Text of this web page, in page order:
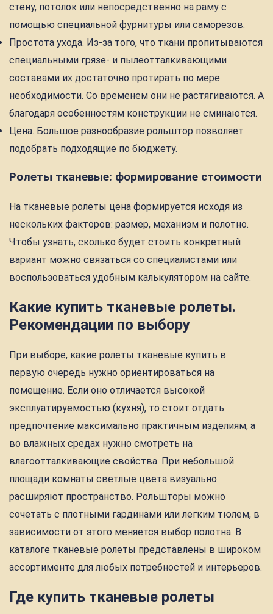
стену, потолок или непосредственно на раму с
помощью специальной фурнитуры или саморезов.
Простота ухода. Из-за того, что ткани пропитываются
специальными грязе- и пылеотталкивающими
составами их достаточно протирать по мере
необходимости. Со временем они не растягиваются. А
благодаря особенностям конструкции не сминаются.
Цена. Большое разнообразие рольштор позволяет
подобрать подходящие по бюджету.
Ролеты тканевые: формирование стоимости
На тканевые ролеты цена формируется исходя из
нескольких факторов: размер, механизм и полотно.
Чтобы узнать, сколько будет стоить конкретный
вариант можно связаться со специалистами или
воспользоваться удобным калькулятором на сайте.
Какие купить тканевые ролеты.
Рекомендации по выбору
При выборе, какие ролеты тканевые купить в
первую очередь нужно ориентироваться на
помещение. Если оно отличается высокой
эксплуатируемостью (кухня), то стоит отдать
предпочтение максимально практичным изделиям, а
во влажных средах нужно смотреть на
влагоотталкивающие свойства. При небольшой
площади комнаты светлые цвета визуально
расширяют пространство. Рольшторы можно
сочетать с плотными гардинами или легким тюлем, в
зависимости от этого меняется выбор полотна. В
каталоге тканевые ролеты представлены в широком
ассортименте для любых потребностей и интерьеров.
Где купить тканевые ролеты